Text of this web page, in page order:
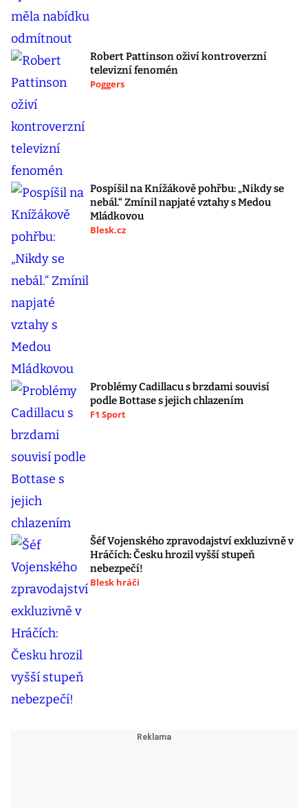
Robert Pattinson oživí kontroverzní
televizní fenomén
Poggers
Pospíšil na Knížákově pohřbu: „Nikdy se
nebál.“ Zmínil napjaté vztahy s Medou
Mládkovou
Blesk.cz
Problémy Cadillacu s brzdami souvisí
podle Bottase s jejich chlazením
F1 Sport
Šéf Vojenského zpravodajství exkluzivně v
Hráčích: Česku hrozil vyšší stupeň
nebezpečí!
Blesk hráči